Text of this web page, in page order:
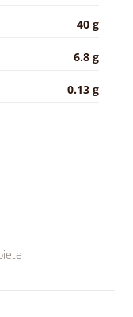
40 g
6.8 g
0.13 g